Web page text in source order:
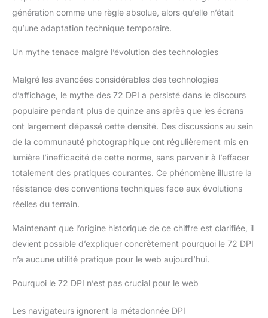
génération comme une règle absolue, alors qu’elle n’était
qu’une adaptation technique temporaire.
Un mythe tenace malgré l’évolution des technologies
Malgré les avancées considérables des technologies
d’affichage, le mythe des 72 DPI a persisté dans le discours
populaire pendant plus de quinze ans après que les écrans
ont largement dépassé cette densité. Des discussions au sein
de la communauté photographique ont régulièrement mis en
lumière l’inefficacité de cette norme, sans parvenir à l’effacer
totalement des pratiques courantes. Ce phénomène illustre la
résistance des conventions techniques face aux évolutions
réelles du terrain.
Maintenant que l’origine historique de ce chiffre est clarifiée, il
devient possible d’expliquer concrètement pourquoi le 72 DPI
n’a aucune utilité pratique pour le web aujourd’hui.
Pourquoi le 72 DPI n’est pas crucial pour le web
Les navigateurs ignorent la métadonnée DPI